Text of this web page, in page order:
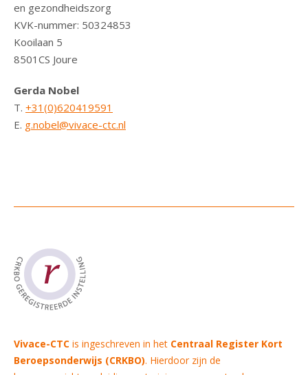
en gezondheidszorg
KVK-nummer: 50324853
Kooilaan 5
8501CS Joure
Gerda Nobel
T. +31(0)620419591
E. g.nobel@vivace-ctc.nl
Vivace-CTC is ingeschreven in het Centraal Register Kort
Beroepsonderwijs (CRKBO). Hierdoor zijn de